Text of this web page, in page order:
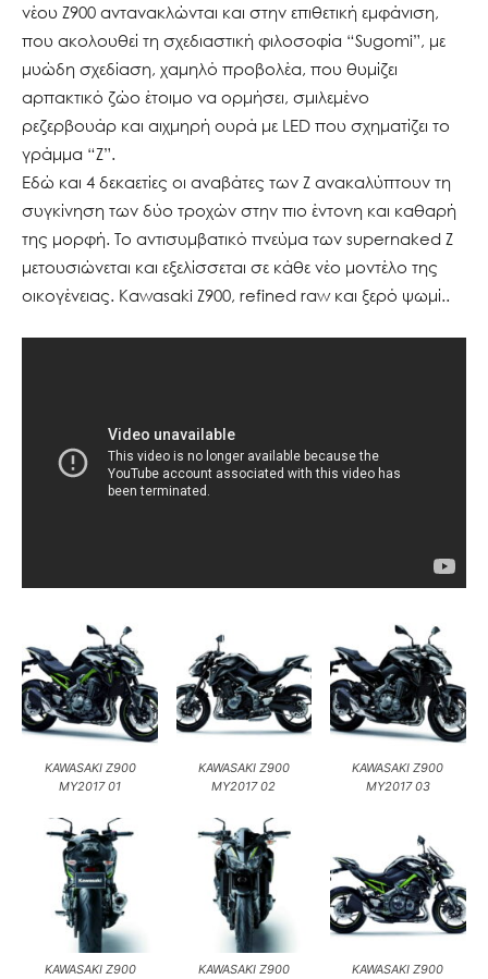
νέου Ζ900 αντανακλώνται και στην επιθετική εμφάνιση,
που ακολουθεί τη σχεδιαστική φιλοσοφία “Sugomi”, με
μυώδη σχεδίαση, χαμηλό προβολέα, που θυμίζει
αρπακτικό ζώο έτοιμο να ορμήσει, σμιλεμένο
ρεζερβουάρ και αιχμηρή ουρά με LED που σχηματίζει το
γράμμα “Z”.
Εδώ και 4 δεκαετίες οι αναβάτες των Ζ ανακαλύπτουν τη
συγκίνηση των δύο τροχών στην πιο έντονη και καθαρή
της μορφή. Το αντισυμβατικό πνεύμα των supernaked Ζ
μετουσιώνεται και εξελίσσεται σε κάθε νέο μοντέλο της
οικογένειας. Kawasaki Z900, refined raw και ξερό ψωμί..
KAWASAKI Z900
MY2017 01
KAWASAKI Z900
MY2017 02
KAWASAKI Z900
MY2017 03
KAWASAKI Z900
KAWASAKI Z900
KAWASAKI Z900